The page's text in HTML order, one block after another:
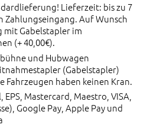
Lieferzeit: bis zu 7
Zahlungseingang. Auf Wunsch
mit Gabelstapler im
(+ 40,00€).
und Hubwagen
(Gabelstapler)
Fahrzeugen haben keinen Kran.
EPS, Mastercard, Maestro, VISA,
Google Pay, Apple Pay und